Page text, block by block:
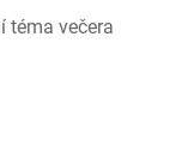
téma večera